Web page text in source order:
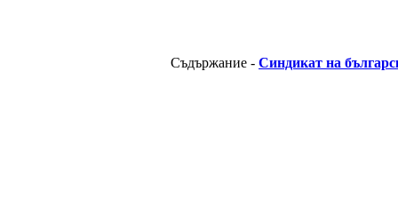
Съдържание - Синдикат на